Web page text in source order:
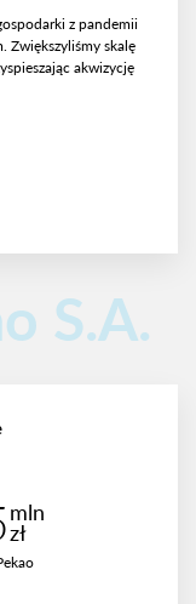
z pandemii
Zwiększyliśmy skalę
akwizycję
S.A.
mln
zł